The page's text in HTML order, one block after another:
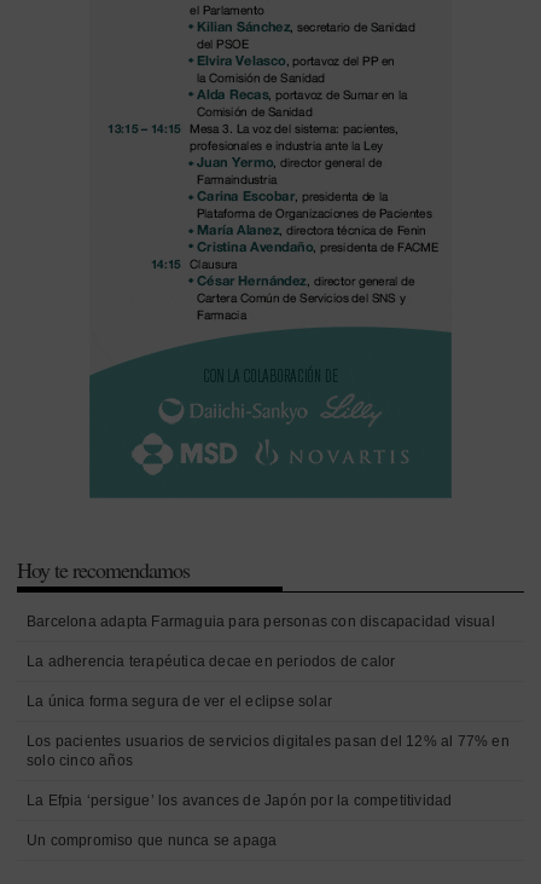
Hoy te recomendamos
Barcelona adapta Farmaguia para personas con discapacidad visual
La adherencia terapéutica decae en periodos de calor
La única forma segura de ver el eclipse solar
Los pacientes usuarios de servicios digitales pasan del 12% al 77% en
solo cinco años
La Efpia ‘persigue’ los avances de Japón por la competitividad
Un compromiso que nunca se apaga